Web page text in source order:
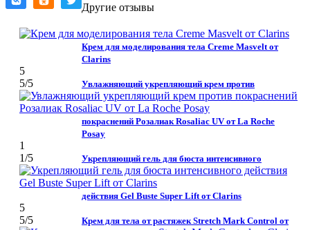
Другие отзывы
Крем для моделирования тела Creme Masvelt от
Clarins
5
5/5 Увлажняющий укрепляющий крем против
покраснений Розалиак Rosaliac UV от La Roche
Posay
1
1/5 Укрепляющий гель для бюста интенсивного
действия Gel Buste Super Lift от Clarins
5
5/5 Крем для тела от растяжек Stretch Mark Control от